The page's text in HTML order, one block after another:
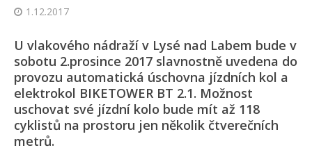
1.12.2017
U vlakového nádraží v Lysé nad Labem bude v
sobotu 2.prosince 2017 slavnostně uvedena do
provozu automatická úschovna jízdních kol a
elektrokol BIKETOWER BT 2.1. Možnost
uschovat své jízdní kolo bude mít až 118
cyklistů na prostoru jen několik čtverečních
metrů.